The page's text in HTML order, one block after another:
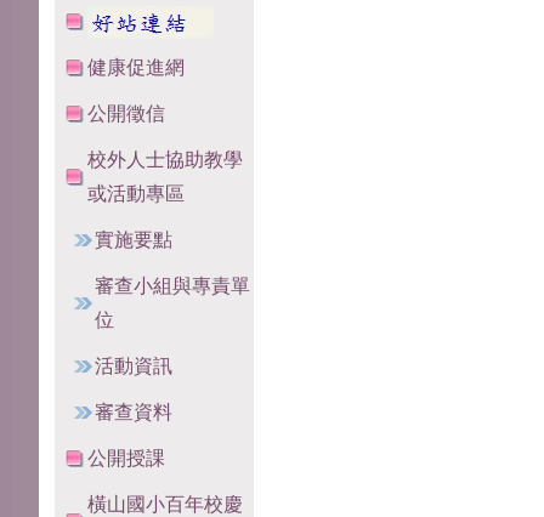
健康促進網
公開徵信
校外人士協助教學
或活動專區
實施要點
審查小組與專責單
位
活動資訊
審查資料
公開授課
橫山國小百年校慶